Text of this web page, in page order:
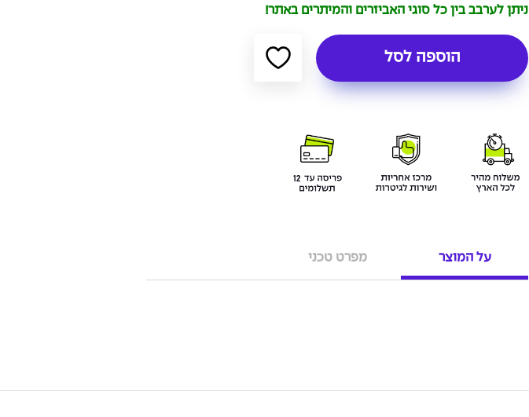
ניתן לערבב בין כל סוגי האביזרים והמיתרים באתר!
הוספה לסל
על המוצר מפרט טכני